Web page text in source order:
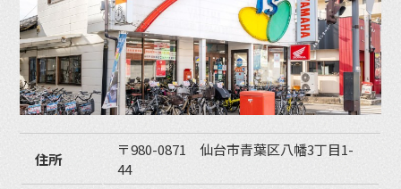
住所
〒980-0871 仙台市青葉区八幡3丁目1-
44